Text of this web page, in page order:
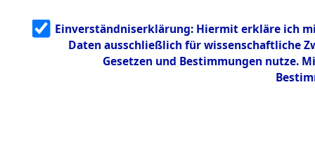
1.2.9.3
Effekten aus
dem KZ
Neuengamm
Einverständniserklärung: Hiermit erkläre ich
Daten ausschließlich für wissenschaftliche
Gesetzen und Bestimmungen nutze.